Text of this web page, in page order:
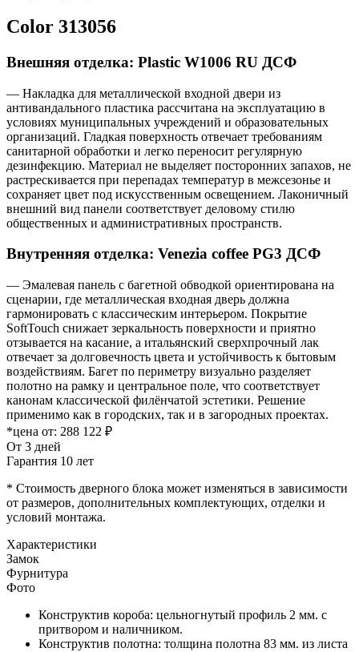
Color 313056
Внешняя отделка: Plastic W1006 RU ДСФ
— Накладка для металлической входной двери из
антивандального пластика рассчитана на эксплуатацию в
условиях муниципальных учреждений и образовательных
организаций. Гладкая поверхность отвечает требованиям
санитарной обработки и легко переносит регулярную
дезинфекцию. Материал не выделяет посторонних запахов, не
растрескивается при перепадах температур в межсезонье и
сохраняет цвет под искусственным освещением. Лаконичный
внешний вид панели соответствует деловому стилю
общественных и административных пространств.
Внутренняя отделка: Venezia coffee PG3 ДСФ
— Эмалевая панель с багетной обводкой ориентирована на
сценарии, где металлическая входная дверь должна
гармонировать с классическим интерьером. Покрытие
SoftTouch снижает зеркальность поверхности и приятно
отзывается на касание, а итальянский сверхпрочный лак
отвечает за долговечность цвета и устойчивость к бытовым
воздействиям. Багет по периметру визуально разделяет
полотно на рамку и центральное поле, что соответствует
канонам классической филёнчатой эстетики. Решение
применимо как в городских, так и в загородных проектах.
*цена от: 288 122 ₽
От 3 дней
Гарантия 10 лет
* Стоимость дверного блока может изменяться в зависимости
от размеров, дополнительных комплектующих, отделки и
условий монтажа.
Характеристики
Замок
Фурнитура
Фото
Конструктив короба: цельногнутый профиль 2 мм. с
притвором и наличником.
Конструктив полотна: толщина полотна 83 мм. из листа